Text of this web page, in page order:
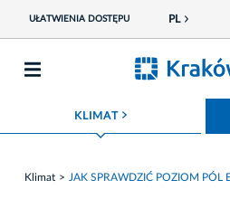
UŁATWIENIA DOSTĘPU PL
KLIMAT ROZWIŃ MENU
Klimat JAK SPRAWDZIĆ POZIOM PÓL